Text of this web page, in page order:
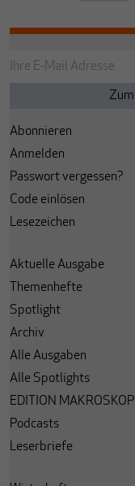
Abonnieren
Anmelden
Passwort vergessen?
Code einlösen
Lesezeichen
Aktuelle Ausgabe
Themenhefte
Spotlight
Archiv
Alle Ausgaben
Alle Spotlights
EDITION MAKROSKOP
Podcasts
Leserbriefe